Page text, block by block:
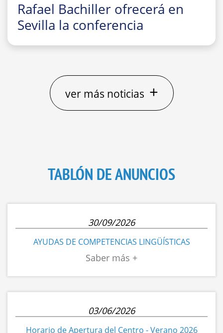
Rafael Bachiller ofrecerá en
Sevilla la conferencia
divulgativa“El gran Trío de
y 2028: cómo, dónde y cuándo
observarlos”ver más noticias +
TABLÓN DE ANUNCIOS
30/09/2026
AYUDAS DE COMPETENCIAS LINGÜÍSTICAS
03/06/2026
Horario de Apertura del Centro - Verano 2026